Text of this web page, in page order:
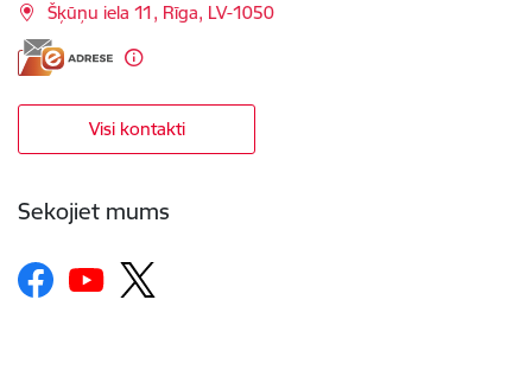
Šķūņu iela 11, Rīga, LV-1050
Visi kontakti
Sekojiet mums